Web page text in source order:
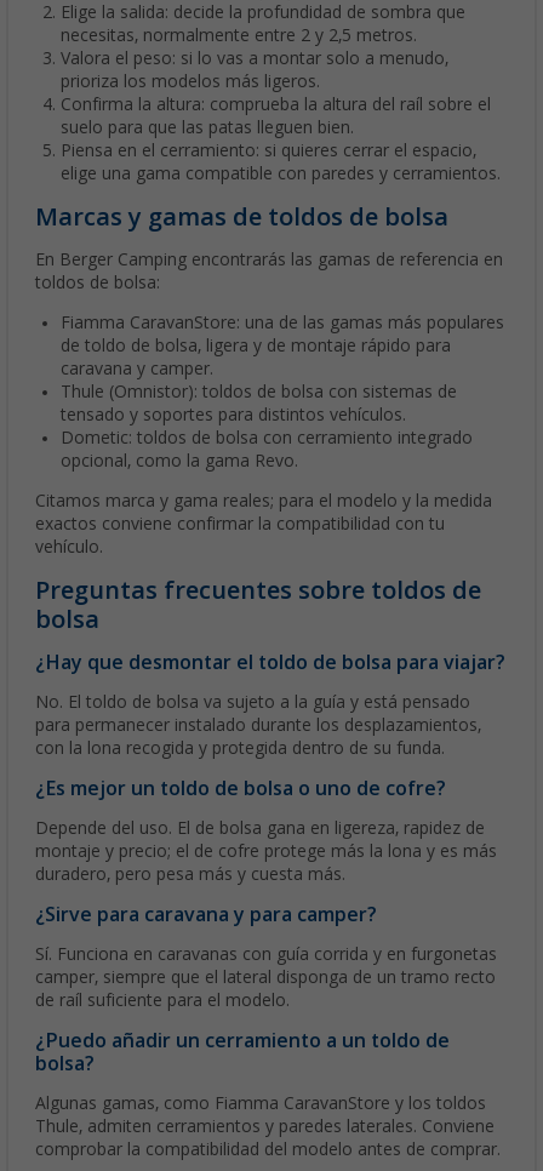
Elige la salida: decide la profundidad de sombra que
necesitas, normalmente entre 2 y 2,5 metros.
Valora el peso: si lo vas a montar solo a menudo,
prioriza los modelos más ligeros.
Confirma la altura: comprueba la altura del raíl sobre el
suelo para que las patas lleguen bien.
Piensa en el cerramiento: si quieres cerrar el espacio,
elige una gama compatible con paredes y cerramientos.
Marcas y gamas de toldos de bolsa
En Berger Camping encontrarás las gamas de referencia en
toldos de bolsa:
Fiamma CaravanStore: una de las gamas más populares
de toldo de bolsa, ligera y de montaje rápido para
caravana y camper.
Thule (Omnistor): toldos de bolsa con sistemas de
tensado y soportes para distintos vehículos.
Dometic: toldos de bolsa con cerramiento integrado
opcional, como la gama Revo.
Citamos marca y gama reales; para el modelo y la medida
exactos conviene confirmar la compatibilidad con tu
vehículo.
Preguntas frecuentes sobre toldos de
bolsa
¿Hay que desmontar el toldo de bolsa para viajar?
No. El toldo de bolsa va sujeto a la guía y está pensado
para permanecer instalado durante los desplazamientos,
con la lona recogida y protegida dentro de su funda.
¿Es mejor un toldo de bolsa o uno de cofre?
Depende del uso. El de bolsa gana en ligereza, rapidez de
montaje y precio; el de cofre protege más la lona y es más
duradero, pero pesa más y cuesta más.
¿Sirve para caravana y para camper?
Sí. Funciona en caravanas con guía corrida y en furgonetas
camper, siempre que el lateral disponga de un tramo recto
de raíl suficiente para el modelo.
¿Puedo añadir un cerramiento a un toldo de
bolsa?
Algunas gamas, como Fiamma CaravanStore y los toldos
Thule, admiten cerramientos y paredes laterales. Conviene
comprobar la compatibilidad del modelo antes de comprar.